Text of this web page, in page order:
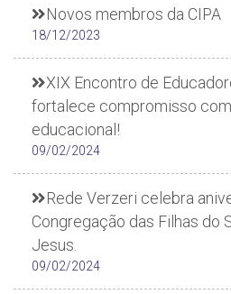
Novos membros da CIPA
18/12/2023
XIX Encontro de
fortalece compromisso
educacional!
09/02/2024
Rede Verzeri celebra
Congregação das Filhas do
Jesus.
09/02/2024